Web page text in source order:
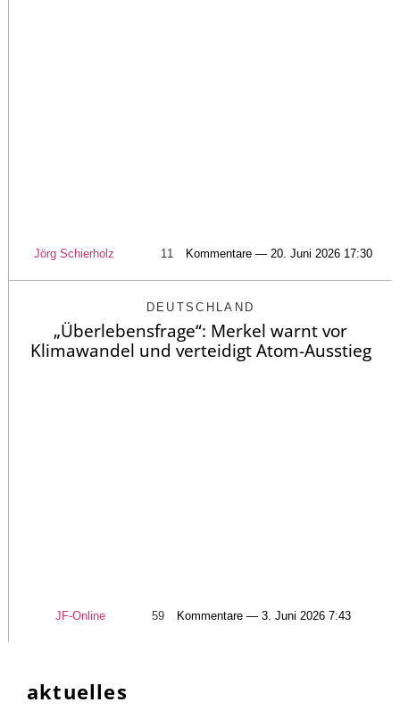
Jörg Schierholz 11 Kommentare — 20. Juni 2026 17:30
DEUTSCHLAND
„Überlebensfrage“: Merkel warnt vor
Klimawandel und verteidigt Atom-Ausstieg
JF-Online 59 Kommentare — 3. Juni 2026 7:43
aktuelles